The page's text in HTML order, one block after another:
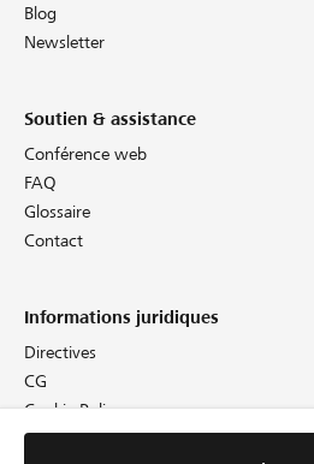
Blog
Newsletter
Soutien & assistance
Conférence web
FAQ
Glossaire
Contact
Informations juridiques
Directives
CG
Cookie Policy
Protection des données